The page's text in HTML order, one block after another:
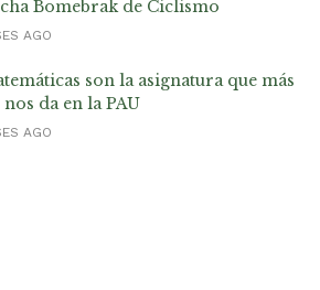
Bomebrak de Ciclismo
AGO
son la asignatura que más
da en la PAU
AGO